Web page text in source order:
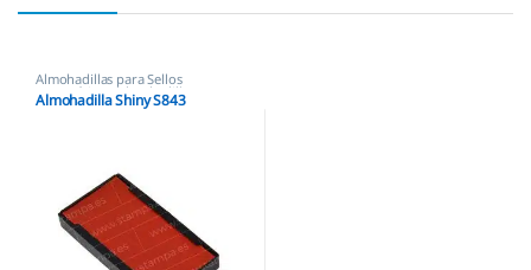
Almohadillas para Sellos
Automáticos ,Almohadillas
Ecológicas,Almohadillas Shiny
Almohadilla Shiny S843